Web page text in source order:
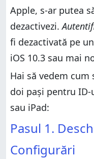
Apple, s-ar putea
dezactivezi.
fi dezactivată pe
iOS 10.3 sau mai
Hai să vedem
doi pași pentru
sau iPad:
Pasul 1.
Configurări